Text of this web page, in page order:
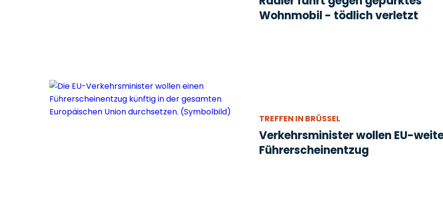
Wohnmobil - tödlich verletzt
TREFFEN IN BRÜSSEL
Verkehrsminister wollen EU-
Führerscheinentzug